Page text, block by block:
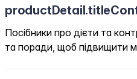
Посібники про дієти та
та поради, щоб підвищити